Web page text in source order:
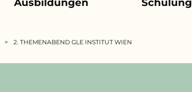
2. THEMENABEND GLE INSTITUT WIEN